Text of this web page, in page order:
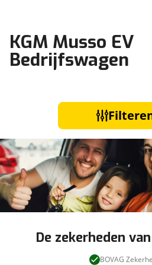
KGM Musso EV
Bedrijfswagen
De zekerheden
BOVAG